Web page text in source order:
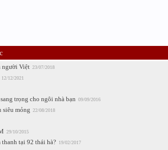
người Việt 23/07/2018
12/12/2021
trọng cho ngôi nhà bạn 09/09/2016
siêu mỏng 22/08/2018
29/10/2015
tại 92 thái hà? 19/02/2017